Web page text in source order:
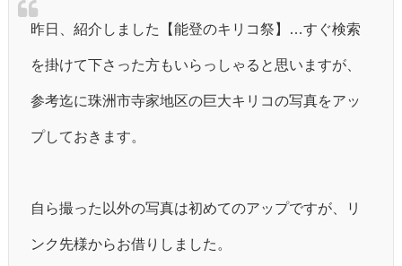
昨日、紹介しました【能登のキリコ祭】…すぐ検索
を掛けて下さった方もいらっしゃると思いますが、
参考迄に珠洲市寺家地区の巨大キリコの写真をアッ
プしておきます。
自ら撮った以外の写真は初めてのアップですが、リ
ンク先様からお借りしました。